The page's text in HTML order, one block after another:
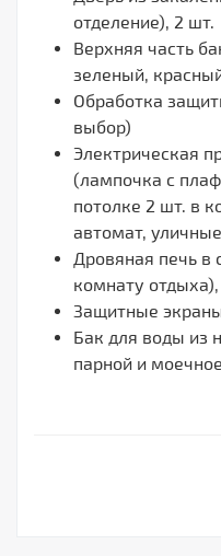
отделение), 2 шт.
Верхняя часть
зеленый,
Обработка
выбор)
Электрическая
(лампочка с
потолке 2 шт. в
автомат,
Дровяная печь в
комнату отдыха),
Защитные
Бак для воды из
парной и